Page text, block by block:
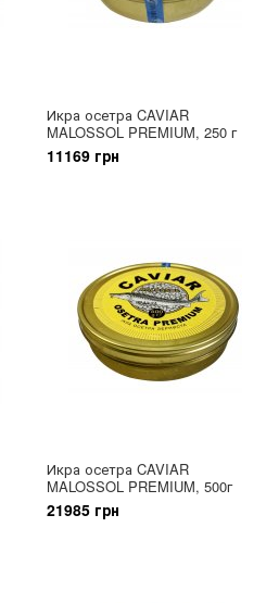
Икра осетра CAVIAR
MALOSSOL PREMIUM, 250 г
11169 грн
Икра осетра CAVIAR
MALOSSOL PREMIUM, 500г
21985 грн